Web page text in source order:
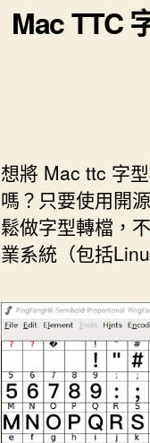
Mac TTC
想將 Mac ttc 字
嗎？只要使用開
鬆做字型轉檔，
業系統（包括